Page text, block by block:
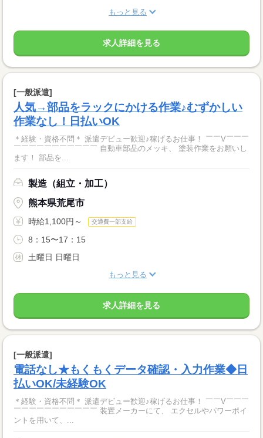
もっと見る
求人詳細を見る
[一般派遣]
人気→部品をラックにかける作業♪むずかしい
作業なし！日払いOK
＊経験・資格不問＊ 派遣デビュー歓迎♪稼げるお仕事！ ￣￣V￣￣￣
￣￣￣￣￣￣￣￣￣￣￣ 自動車部品のメッキ、 塗装作業をお願いし
ます！ 部品を...
製造（組立・加工）
熊本県荒尾市
時給1,100円～ 交通費一部支給
8：15〜17：15
土曜日 日曜日
もっと見る
求人詳細を見る
[一般派遣]
電話なし★もくもくデータ確認・入力作業◆日
払いOK/未経験OK
＊経験・資格不問＊ 派遣デビュー歓迎♪稼げるお仕事！ ￣￣V￣￣￣
￣￣￣￣￣￣￣￣￣￣￣ 装置メーカーにて、 エクセルやパワーポイ
ントを用いて、...